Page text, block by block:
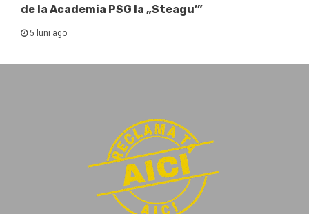
de la Academia PSG la „Steagu’”
5 luni ago